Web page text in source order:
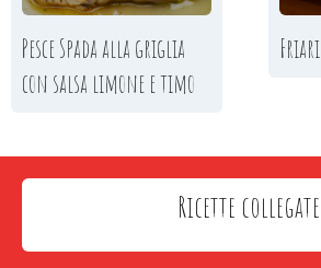
Pesce Spada alla griglia
con salsa limone e timo
Ricette